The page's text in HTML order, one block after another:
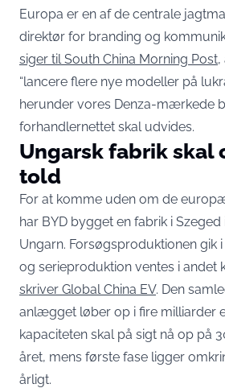
Europa er en af de centrale
direktør for branding og
siger til South China Morning Post,
“lancere flere nye modeller på
herunder vores Denza-mærkede
forhandlernettet skal udvides.
Ungarsk fabrik skal
told
For at komme uden om de
har BYD bygget en fabrik i
Ungarn. Forsøgsproduktionen gik
og serieproduktion ventes i andet
skriver Global China EV. Den
anlægget løber op i fire milliarder
kapaciteten skal på sigt nå op på
året, mens første fase ligger
årligt.